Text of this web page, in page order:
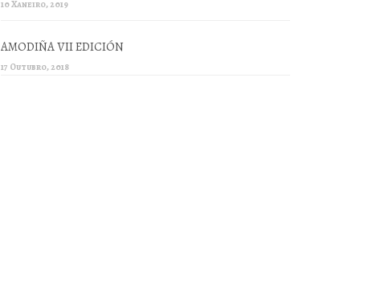
10 Xaneiro, 2019
AMODIÑA VII EDICIÓN
17 Outubro, 2018